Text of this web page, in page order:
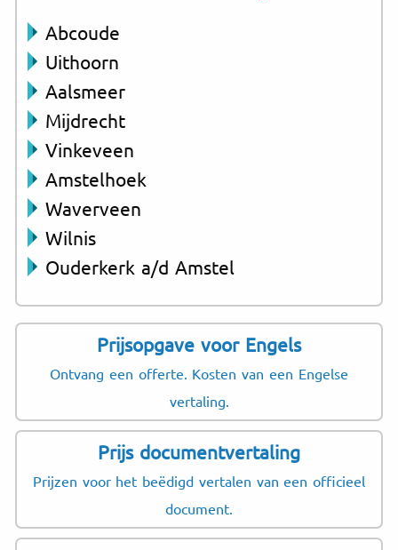
Abcoude
Uithoorn
Aalsmeer
Mijdrecht
Vinkeveen
Amstelhoek
Waverveen
Wilnis
Ouderkerk a/d Amstel
Prijsopgave voor Engels
Ontvang een offerte. Kosten van een Engelse
vertaling.
Prijs documentvertaling
Prijzen voor het beëdigd vertalen van een officieel
document.